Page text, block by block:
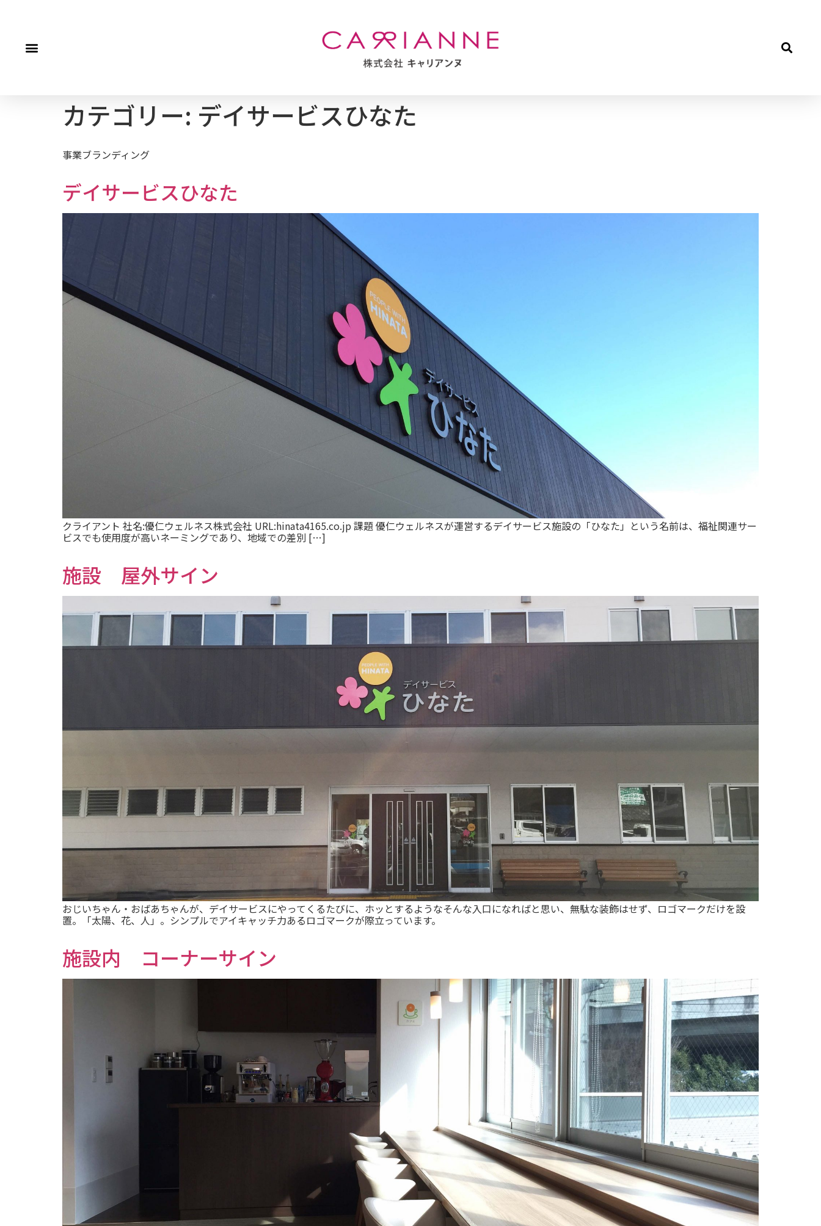
カテゴリー: デイサービスひなた
事業ブランディング
デイサービスひなた
クライアント 社名:優仁ウェルネス株式会社 URL:hinata4165.co.jp 課題 優仁ウェルネスが運営するデイサービス施設の「ひなた」という名前は、福祉関連サー
ビスでも使用度が高いネーミングであり、地域での差別 […]
施設 屋外サイン
おじいちゃん・おばあちゃんが、デイサービスにやってくるたびに、ホッとするようなそんな入口になればと思い、無駄な装飾はせず、ロゴマークだけを設
置。「太陽、花、人」。シンプルでアイキャッチ力あるロゴマークが際立っています。
施設内 コーナーサイン